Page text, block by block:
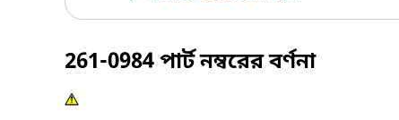
261-0984পার্ট নম্বরের বর্ণনা